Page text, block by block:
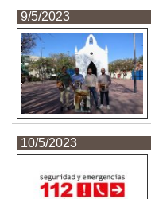
9/5/2023
10/5/2023